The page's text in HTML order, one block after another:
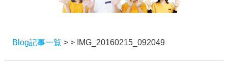
Blog記事一覧 > > IMG_20160215_092049